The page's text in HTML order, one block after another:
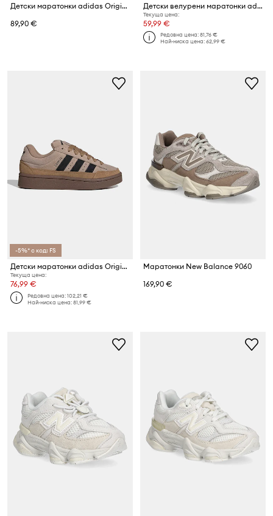
Детски маратонки adidas Originals SUPERSTAR II
89,90 €
Детски велурени маратонки adidas Originals DISNEY SUPERSTAR LED LIGHTS
Текуща цена:
59,99 €
Редовна цена:81,76 €
Най-ниска цена:62,99 €
-5%* с код: FS
Детски маратонки adidas Originals CAMPUS ST
Текуща цена:
76,99 €
Редовна цена:102,21 €
Най-ниска цена:81,99 €
Маратонки New Balance 9060
169,90 €